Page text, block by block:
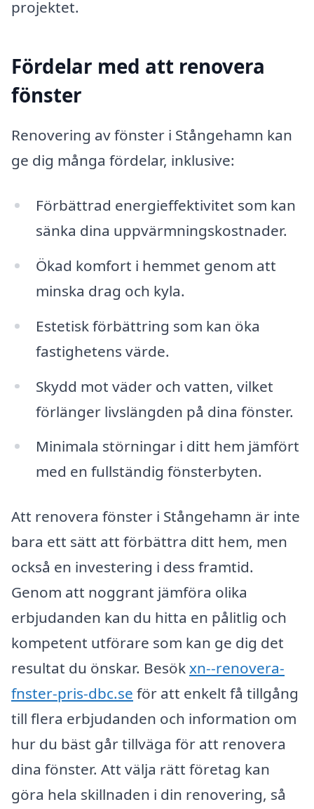
projektet.
Fördelar med att renovera
fönster
Renovering av fönster i Stångehamn kan
ge dig många fördelar, inklusive:
Förbättrad energieffektivitet som kan
sänka dina uppvärmningskostnader.
Ökad komfort i hemmet genom att
minska drag och kyla.
Estetisk förbättring som kan öka
fastighetens värde.
Skydd mot väder och vatten, vilket
förlänger livslängden på dina fönster.
Minimala störningar i ditt hem jämfört
med en fullständig fönsterbyten.
Att renovera fönster i Stångehamn är inte
bara ett sätt att förbättra ditt hem, men
också en investering i dess framtid.
Genom att noggrant jämföra olika
erbjudanden kan du hitta en pålitlig och
kompetent utförare som kan ge dig det
resultat du önskar. Besökxn--renovera-
fnster-pris-dbc.se för att enkelt få tillgång
till flera erbjudanden och information om
hur du bäst går tillväga för att renovera
dina fönster. Att välja rätt företag kan
göra hela skillnaden i din renovering, så